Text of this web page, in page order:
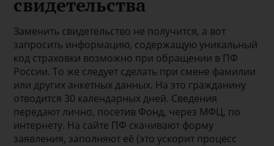
свидетельства
Заменить свидетельство не получится, а вот
запросить информацию, содержащую уникальный
код страховки возможно при обращении в ПФ
России. То же следует сделать при смене фамилии
или других анкетных данных. На это гражданину
отводится 30 календарных дней. Сведения
передают лично, посетив Фонд, через МФЦ, по
интернету. На сайте ПФ скачивают форму
заявления, заполняют её (это ускорит процесс